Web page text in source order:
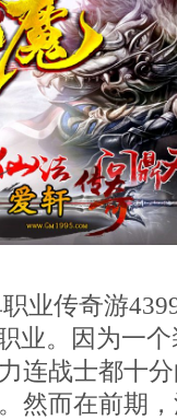
业传奇游
业。因为一
连战士都十
然而在前期